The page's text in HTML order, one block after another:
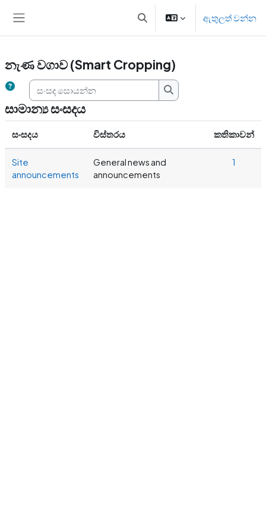
Toggle search inputඇතුලත් වන්න
නැණ වගාව (Smart Cropping)
සංසද සොයන්න
සංසද සොයන්න
සාමාන්‍ය සංසදය
සංසදය විස්තරය කතිකාවන්
Site
announcements
General news and
announcements
1